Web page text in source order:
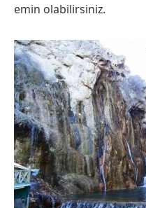
emin olabilirsiniz.